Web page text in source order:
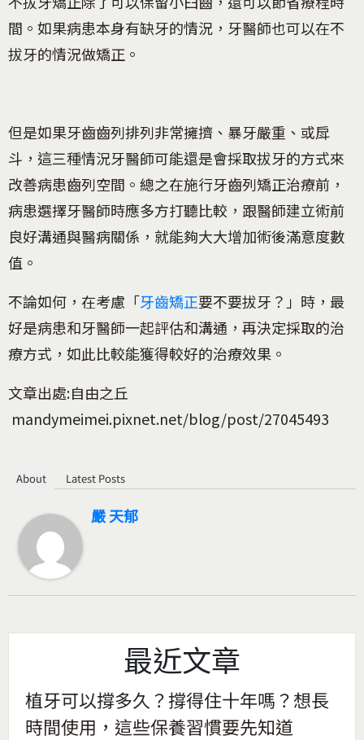
間。如果病患本身有缺牙的情況，牙醫師也可以在不
拔牙的情況做矯正。
但是如果牙齒齒列排列非常擁擠、暴牙嚴重、或戽
斗，這三種情況牙醫師可能還是會採取拔牙的方式來
改善病患齒列空間。總之在施行牙齒列矯正治療前，
病患選擇牙醫師時應多方打聽比較，跟醫師建立術前
良好溝通與醫病關係，就能夠大大增加術後滿意度數
值。
不論如何，在考慮「牙齒矯正要不要拔牙？」時，最
好是病患和牙醫師一起評估和溝通，再決定採取的治
療方式，如此比較能獲得較好的治療效果。
文章出處:自由之丘
mandymeimei.pixnet.net/blog/post/27045493
About Latest Posts
嚴 天郁
最近文章
植牙可以撐多久？撐得住十年嗎？想長
時間使用，這些保養習慣要先知道